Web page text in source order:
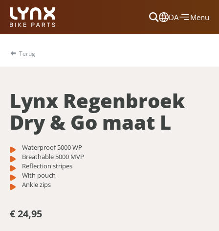
DA
Dansk
Nederlands
Menu
Terug
Lynx Regenbroek
Dry & Go maat L
Waterproof 5000 WP
Breathable 5000 MVP
Reflection stripes
With pouch
Ankle zips
€ 24,95